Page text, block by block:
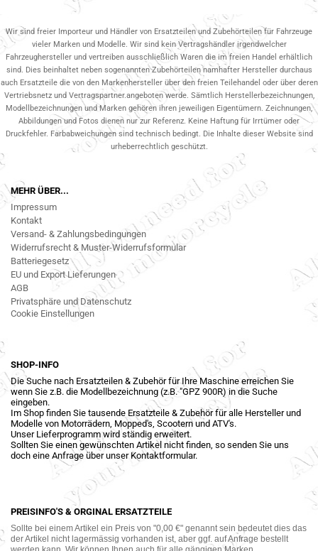
Wir sind freier Importeur und Händler von Ersatzteilen und Zubehörteilen für Fahrzeuge
vieler Marken und Modelle. Wir sind kein Vertragshändler irgendwelcher
Fahrzeughersteller und vertreiben ausschließlich Waren die im freien Handel erhältlich
sind. Dies beinhaltet neben sogenannten Zubehörteilen namhafter Hersteller durchaus
auch Ersatzteile die von den Markenhersteller über den freien Teilehandel oder über deren
Vertriebsnetz und Vertragspartner.angeboten werde. Sämtlich Herstellerbezeichnungen,
Modellbezeichnungen und Marken gehören ihren jeweiligen Eigentümern. Zeichnungen,
Abbildungen und Fotos dienen nur zur Referenz. Keine Haftung für Irrtümer oder
Druckfehler. Farbabweichungen sind technisch bedingt. Die Inhalte dieser Website sind
urheberrechtlich geschützt.
MEHR ÜBER...
Impressum
Kontakt
Versand- & Zahlungsbedingungen
Widerrufsrecht & Muster-Widerrufsformular
Batteriegesetz
EU und Export Lieferungen
AGB
Privatsphäre und Datenschutz
Cookie Einstellungen
SHOP-INFO
Die Suche nach Ersatzteilen & Zubehör für Ihre Maschine erreichen Sie
wenn Sie z.B. die Modellbezeichnung (z.B. "GPZ 900R) in die Suche
eingeben.
Im Shop finden Sie tausende Ersatzteile & Zubehör für alle Hersteller und
Modelle von Motorrädern, Mopped's, Scootern und ATV's.
Unser Lieferprogramm wird ständig erweitert.
Sollten Sie einen gewünschten Artikel nicht finden, so senden Sie uns
doch eine Anfrage über unser Kontaktformular.
PREISINFO'S & ORGINAL ERSATZTEILE
Sollte bei einem Artikel ein Preis von "0,00 €" genannt sein bedeutet dies das
der Artikel nicht lagermässig vorhanden ist, aber ggf. auf Anfrage bestellt